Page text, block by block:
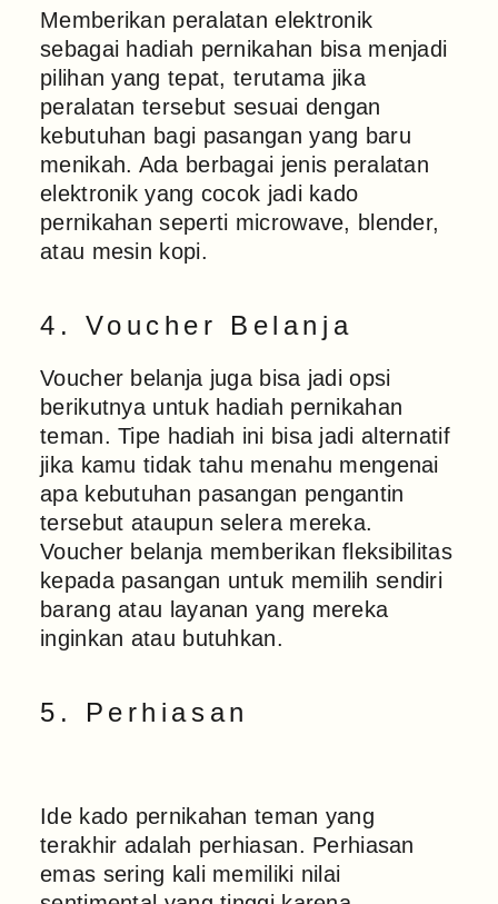
Memberikan peralatan elektronik
sebagai hadiah pernikahan bisa menjadi
pilihan yang tepat, terutama jika
peralatan tersebut sesuai dengan
kebutuhan bagi pasangan yang baru
menikah. Ada berbagai jenis peralatan
elektronik yang cocok jadi kado
pernikahan seperti microwave, blender,
atau mesin kopi.
4. Voucher Belanja
Voucher belanja juga bisa jadi opsi
berikutnya untuk hadiah pernikahan
teman. Tipe hadiah ini bisa jadi alternatif
jika kamu tidak tahu menahu mengenai
apa kebutuhan pasangan pengantin
tersebut ataupun selera mereka.
Voucher belanja memberikan fleksibilitas
kepada pasangan untuk memilih sendiri
barang atau layanan yang mereka
inginkan atau butuhkan.
5. Perhiasan
Ide kado pernikahan teman yang
terakhir adalah perhiasan. Perhiasan
emas sering kali memiliki nilai